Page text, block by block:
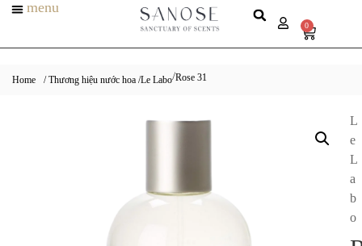
menu
0
Home / Thương hiệu nước hoa /Le Labo/Rose 31
L
e
L
a
b
o